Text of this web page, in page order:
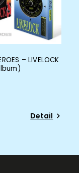
– LIVELOCK
Detail